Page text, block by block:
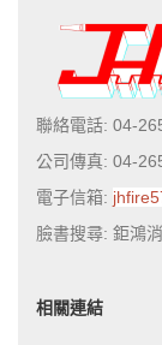
聯絡電話: 04-
公司傳真: 04-
電子信箱:
臉書搜尋: 鉅鴻
相關連結